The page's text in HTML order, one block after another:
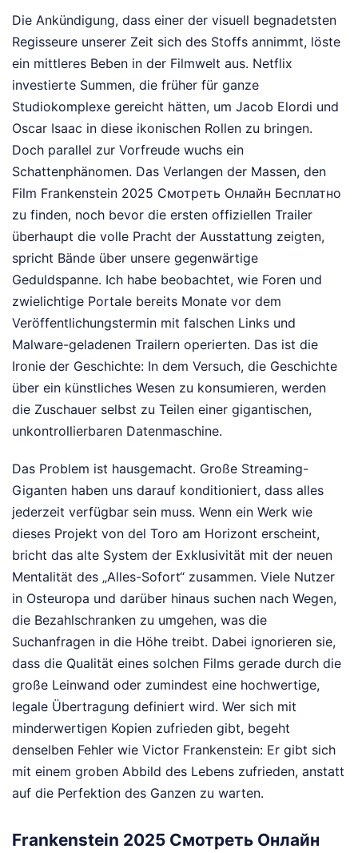
Die Ankündigung, dass einer der visuell begnadetsten
Regisseure unserer Zeit sich des Stoffs annimmt, löste
ein mittleres Beben in der Filmwelt aus. Netflix
investierte Summen, die früher für ganze
Studiokomplexe gereicht hätten, um Jacob Elordi und
Oscar Isaac in diese ikonischen Rollen zu bringen.
Doch parallel zur Vorfreude wuchs ein
Schattenphänomen. Das Verlangen der Massen, den
Film Frankenstein 2025 Смотреть Онлайн Бесплатно
zu finden, noch bevor die ersten offiziellen Trailer
überhaupt die volle Pracht der Ausstattung zeigten,
spricht Bände über unsere gegenwärtige
Geduldspanne. Ich habe beobachtet, wie Foren und
zwielichtige Portale bereits Monate vor dem
Veröffentlichungstermin mit falschen Links und
Malware-geladenen Trailern operierten. Das ist die
Ironie der Geschichte: In dem Versuch, die Geschichte
über ein künstliches Wesen zu konsumieren, werden
die Zuschauer selbst zu Teilen einer gigantischen,
unkontrollierbaren Datenmaschine.
Das Problem ist hausgemacht. Große Streaming-
Giganten haben uns darauf konditioniert, dass alles
jederzeit verfügbar sein muss. Wenn ein Werk wie
dieses Projekt von del Toro am Horizont erscheint,
bricht das alte System der Exklusivität mit der neuen
Mentalität des „Alles-Sofort“ zusammen. Viele Nutzer
in Osteuropa und darüber hinaus suchen nach Wegen,
die Bezahlschranken zu umgehen, was die
Suchanfragen in die Höhe treibt. Dabei ignorieren sie,
dass die Qualität eines solchen Films gerade durch die
große Leinwand oder zumindest eine hochwertige,
legale Übertragung definiert wird. Wer sich mit
minderwertigen Kopien zufrieden gibt, begeht
denselben Fehler wie Victor Frankenstein: Er gibt sich
mit einem groben Abbild des Lebens zufrieden, anstatt
auf die Perfektion des Ganzen zu warten.
Frankenstein 2025 Смотреть Онлайн